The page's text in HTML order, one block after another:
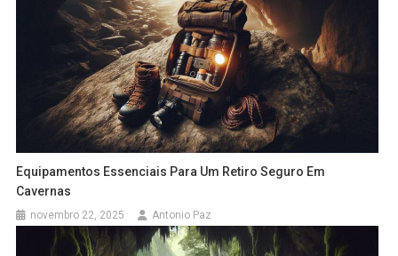
Equipamentos Essenciais Para Um Retiro Seguro Em
Cavernas
novembro 22, 2025 Antonio Paz